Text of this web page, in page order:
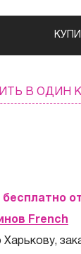
В ОДИН
бесплатно
French